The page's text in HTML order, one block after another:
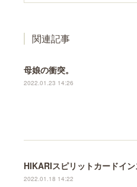
関連記事
母娘の衝突。
2022.01.23 14:26
2022.01.18 14:22